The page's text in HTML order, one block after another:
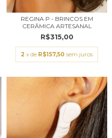
REGINA P - BRINCOS EM
CERÂMICA ARTESANAL
R$315,00
2 x de R$157,50 sem juros